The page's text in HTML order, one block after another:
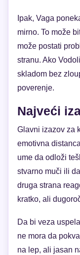
Ipak, Vaga
mirno. To može
može postati
stranu. Ako
skladom bez
poverenje.
Najveći
Glavni izazov za
emotivna
ume da odloži
stvarno muči ili
druga strana
kratko, ali
Da bi veza
ne mora da
na lep, ali jasan